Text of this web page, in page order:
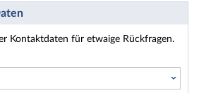
Kontaktdaten für etwaige Rückfragen.